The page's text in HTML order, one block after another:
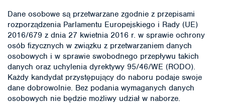
Dane osobowe są przetwarzane zgodnie z przepisami
rozporządzenia Parlamentu Europejskiego i Rady (UE)
2016/679 z dnia 27 kwietnia 2016 r. w sprawie ochrony
osób fizycznych w związku z przetwarzaniem danych
osobowych i w sprawie swobodnego przepływu takich
danych oraz uchylenia dyrektywy 95/46/WE (RODO).
Każdy kandydat przystępujący do naboru podaje swoje
dane dobrowolnie. Bez podania wymaganych danych
osobowych nie będzie możliwy udział w naborze.